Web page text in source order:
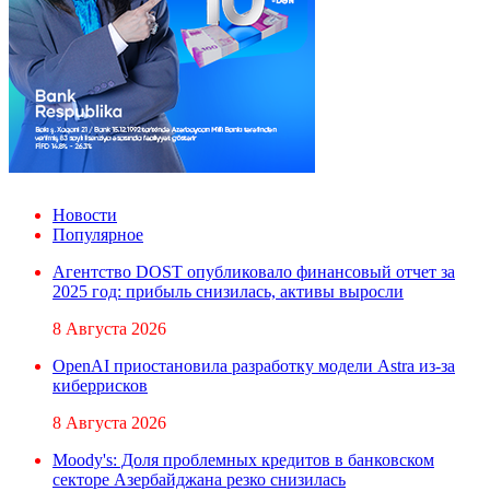
Новости
Популярное
Агентство DOST опубликовало финансовый отчет за
2025 год: прибыль снизилась, активы выросли
8 Августа 2026
OpenAI приостановила разработку модели Astra из-за
киберрисков
8 Августа 2026
Moody's: Доля проблемных кредитов в банковском
секторе Азербайджана резко снизилась